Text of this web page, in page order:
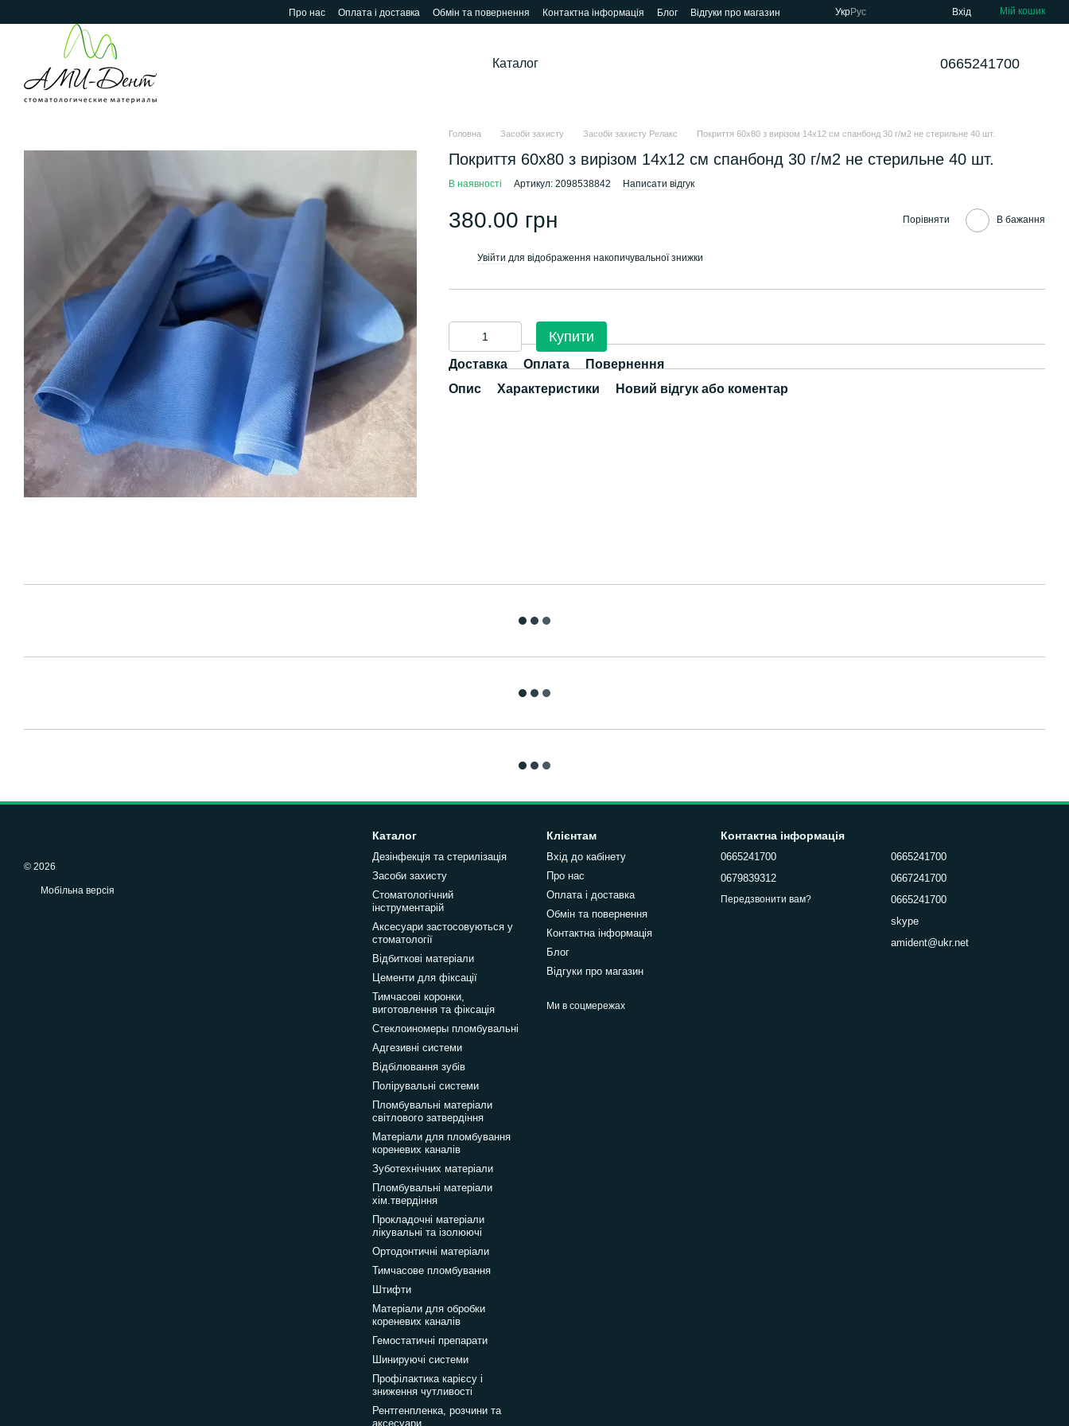
Про нас Оплата і доставка Обмін та повернення Контактна інформація Блог Відгуки про магазин УкрРус Вхід Мій кошик
Каталог 0665241700
Головна Засоби захисту Засоби захисту Релакс Покриття 60х80 з вирізом 14х12 см спанбонд 30 г/м2 не стерильне 40 шт.
Покриття 60х80 з вирізом 14х12 см спанбонд 30 г/м2 не стерильне 40 шт.
В наявності Артикул: 2098538842 Написати відгук
380.00 грн Порівняти В бажання
Увійти для відображення накопичувальної знижки
Купити
Доставка Оплата
Повернення
Опис
Характеристики Новий відгук або коментар
© 2026
Мобільна версія
Каталог
Дезінфекція та стерилізація
Засоби захисту
Стоматологічний
інструментарій
Аксесуари застосовуються у
стоматології
Відбиткові матеріали
Цементи для фіксації
Тимчасові коронки,
виготовлення та фіксація
Стеклоиномеры пломбувальні
Адгезивні системи
Відбілювання зубів
Полірувальні системи
Пломбувальні матеріали
світлового затвердіння
Матеріали для пломбування
кореневих каналів
Зуботехнічних матеріали
Пломбувальні матеріали
хім.твердіння
Прокладочні матеріали
лікувальні та ізолюючі
Ортодонтичні матеріали
Тимчасове пломбування
Штифти
Матеріали для обробки
кореневих каналів
Гемостатичні препарати
Шинируючі системи
Профілактика карієсу і
зниження чутливості
Рентгенпленка, розчини та
аксесуари
Клієнтам
Вхід до кабінету
Про нас
Оплата і доставка
Обмін та повернення
Контактна інформація
Блог
Відгуки про магазин
Ми в соцмережах
Контактна інформація
0665241700
0679839312
Передзвонити вам?
0665241700
0667241700
0665241700
skype
amident@ukr.net